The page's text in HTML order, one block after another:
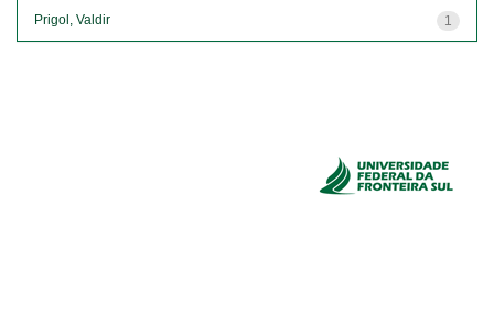
1
Prigol, Valdir